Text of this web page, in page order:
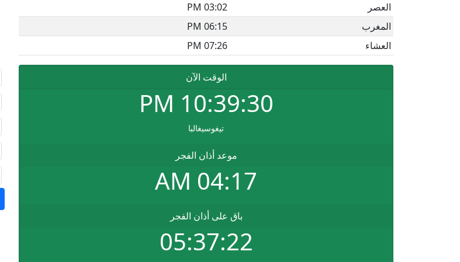
العصر
03:02 PM
المغرب
06:15 PM
العشاء
07:26 PM
الوقت الآن
10:39:30
PM
تيغوسيغالبا
موعد أذان الفجر
04:17 AM
باق على أذان الفجر
05:37:21